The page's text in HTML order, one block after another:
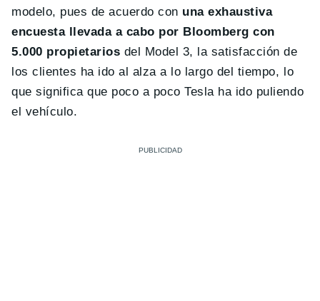
modelo, pues de acuerdo con una exhaustiva
encuesta llevada a cabo por Bloomberg con
5.000 propietarios del Model 3, la satisfacción de
los clientes ha ido al alza a lo largo del tiempo, lo
que significa que poco a poco Tesla ha ido puliendo
el vehículo.